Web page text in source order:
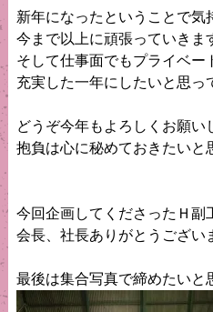
新年になったということで気
今まで以上に頑張っていき
そして仕事面でもプライベー
充実した一年にしたいと思っ
どうぞ今年もよろしくお願
抱負は心に秘めておきたいと
今回企画してくださったＨ副
会長、社長ありがとうござい